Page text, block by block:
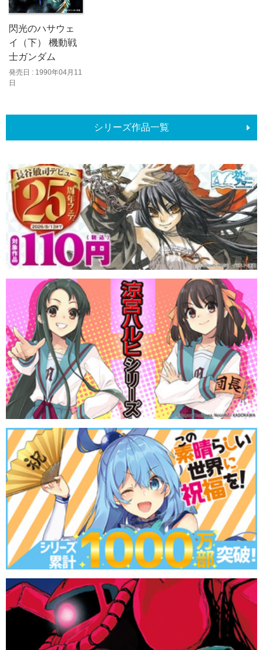
閃光のハサウェ
イ（下） 機動戦
士ガンダム
発売日 : 1990年04月11
日
シリーズ作品一覧